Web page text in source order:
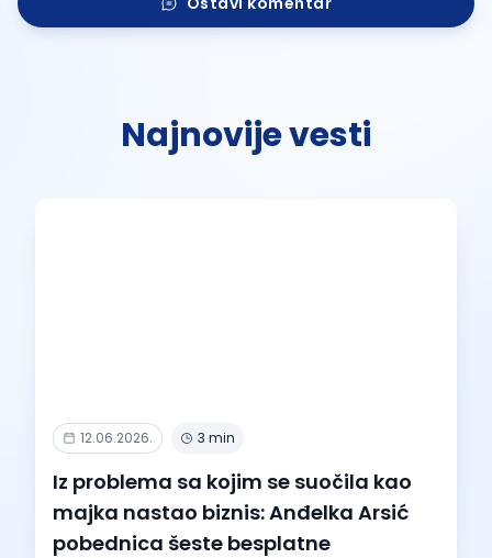
Najnovije vesti
12.06.2026. 3 min
Iz problema sa kojim se suočila kao
majka nastao biznis: Anđelka Arsić
pobednica šeste besplatne